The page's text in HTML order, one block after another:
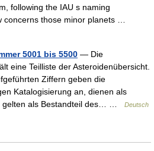
following the IAU s naming
concerns those minor planets …
5001 bis 5500 — Die
eine Teilliste der Asteroidenübersicht.
Ziffern geben die
Katalogisierung an, dienen als
gelten als Bestandteil des… …
Deutsch